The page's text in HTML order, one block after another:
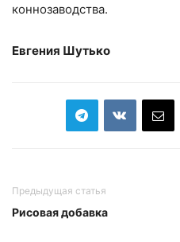
коннозаводства.
Евгения Шутько
Предыдущая статья
Рисовая добавка